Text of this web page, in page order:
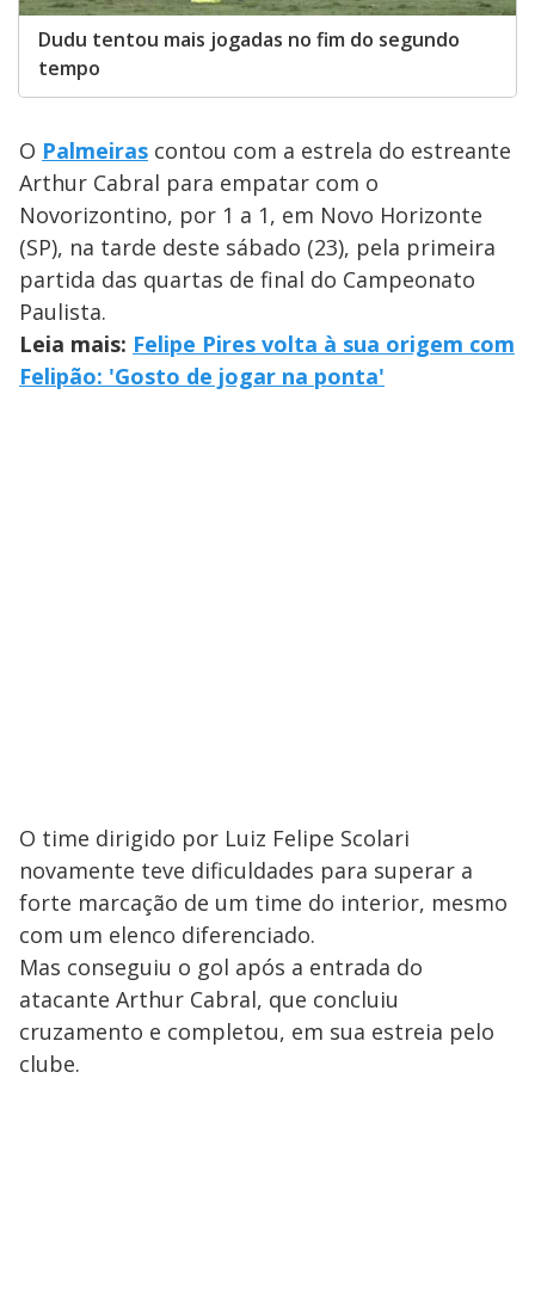
Dudu tentou mais jogadas no fim do segundo
tempo
O Palmeiras contou com a estrela do estreante
Arthur Cabral para empatar com o
Novorizontino, por 1 a 1, em Novo Horizonte
(SP), na tarde deste sábado (23), pela primeira
partida das quartas de final do Campeonato
Paulista.
Leia mais: Felipe Pires volta à sua origem com
Felipão: 'Gosto de jogar na ponta'
O time dirigido por Luiz Felipe Scolari
novamente teve dificuldades para superar a
forte marcação de um time do interior, mesmo
com um elenco diferenciado.
Mas conseguiu o gol após a entrada do
atacante Arthur Cabral, que concluiu
cruzamento e completou, em sua estreia pelo
clube.